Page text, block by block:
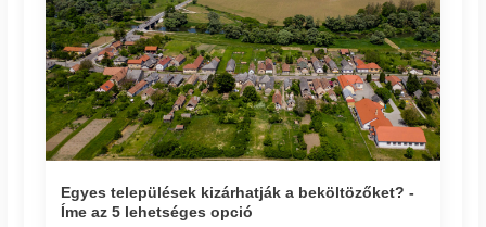
Egyes települések kizárhatják a beköltözőket? -
Íme az 5 lehetséges opció